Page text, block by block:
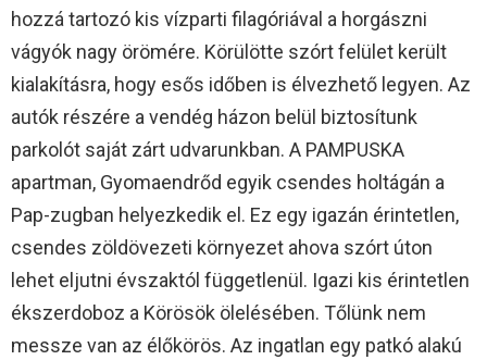
hozzá tartozó kis vízparti filagóriával a horgászni
vágyók nagy örömére. Körülötte szórt felület került
kialakításra, hogy esős időben is élvezhető legyen. Az
autók részére a vendég házon belül biztosítunk
parkolót saját zárt udvarunkban. A PAMPUSKA
apartman, Gyomaendrőd egyik csendes holtágán a
Pap-zugban helyezkedik el. Ez egy igazán érintetlen,
csendes zöldövezeti környezet ahova szórt úton
lehet eljutni évszaktól függetlenül. Igazi kis érintetlen
ékszerdoboz a Körösök ölelésében. Tőlünk nem
messze van az élőkörös. Az ingatlan egy patkó alakú